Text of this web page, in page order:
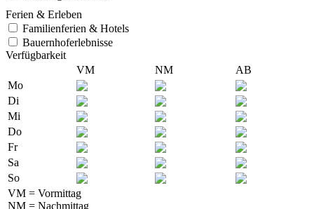
Ferien & Erleben
Familienferien & Hotels
Bauernhoferlebnisse
Verfügbarkeit
VM
NM
AB
Mo
Di
Mi
Do
Fr
Sa
So
VM = Vormittag
NM = Nachmittag